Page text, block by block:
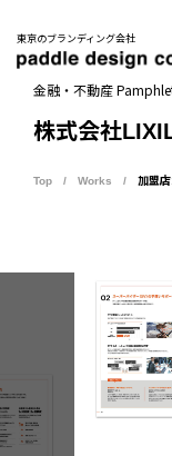
東京のブランディング会社
金融・不動産
株式会社
Top Works 加盟